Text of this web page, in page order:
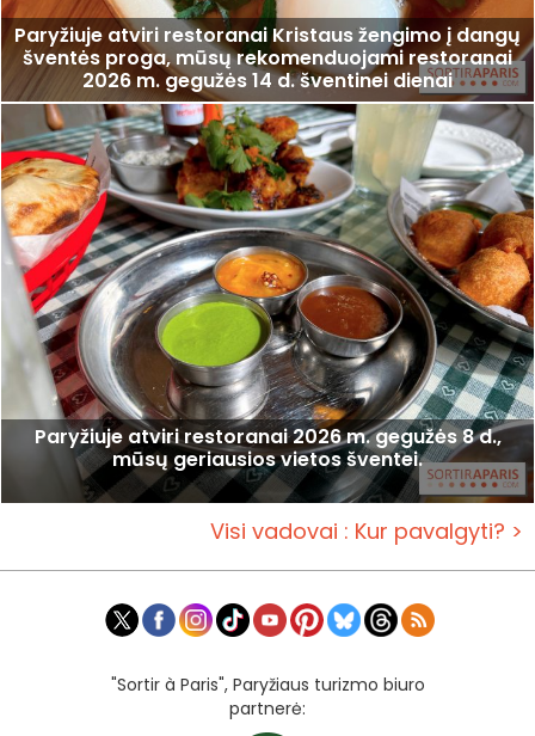
Paryžiuje atviri restoranai Kristaus žengimo į dangų
šventės proga, mūsų rekomenduojami restoranai
2026 m. gegužės 14 d. šventinei dienai
Paryžiuje atviri restoranai 2026 m. gegužės 8 d.,
mūsų geriausios vietos šventei.
Visi vadovai : Kur pavalgyti? >
"Sortir à Paris", Paryžiaus turizmo biuro
partnerė: